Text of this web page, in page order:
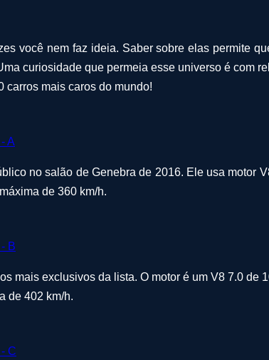
você nem faz ideia. Saber sobre elas permite
curiosidade que permeia esse universo é com
carros mais caros do mundo!
no salão de Genebra de 2016. Ele usa motor
de 360 km/h.
mais exclusivos da lista. O motor é um V8 7.0
de 402 km/h.